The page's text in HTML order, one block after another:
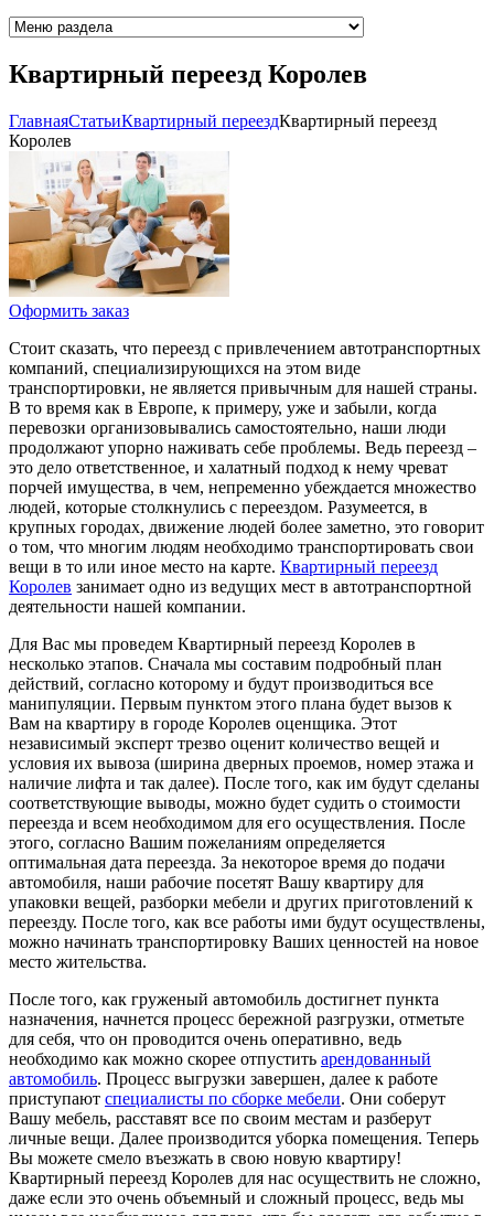
Квартирный переезд Королев
ГлавнаяCтатьиКвартирный переездКвартирный переезд
Королев
Оформить заказ
Стоит сказать, что переезд с привлечением автотранспортных
компаний, специализирующихся на этом виде
транспортировки, не является привычным для нашей страны.
В то время как в Европе, к примеру, уже и забыли, когда
перевозки организовывались самостоятельно, наши люди
продолжают упорно наживать себе проблемы. Ведь переезд –
это дело ответственное, и халатный подход к нему чреват
порчей имущества, в чем, непременно убеждается множество
людей, которые столкнулись с переездом. Разумеется, в
крупных городах, движение людей более заметно, это говорит
о том, что многим людям необходимо транспортировать свои
вещи в то или иное место на карте. Квартирный переезд
Королев занимает одно из ведущих мест в автотранспортной
деятельности нашей компании.
Для Вас мы проведем Квартирный переезд Королев в
несколько этапов. Сначала мы составим подробный план
действий, согласно которому и будут производиться все
манипуляции. Первым пунктом этого плана будет вызов к
Вам на квартиру в городе Королев оценщика. Этот
независимый эксперт трезво оценит количество вещей и
условия их вывоза (ширина дверных проемов, номер этажа и
наличие лифта и так далее). После того, как им будут сделаны
соответствующие выводы, можно будет судить о стоимости
переезда и всем необходимом для его осуществления. После
этого, согласно Вашим пожеланиям определяется
оптимальная дата переезда. За некоторое время до подачи
автомобиля, наши рабочие посетят Вашу квартиру для
упаковки вещей, разборки мебели и других приготовлений к
переезду. После того, как все работы ими будут осуществлены,
можно начинать транспортировку Ваших ценностей на новое
место жительства.
После того, как груженый автомобиль достигнет пункта
назначения, начнется процесс бережной разгрузки, отметьте
для себя, что он проводится очень оперативно, ведь
необходимо как можно скорее отпустить арендованный
автомобиль. Процесс выгрузки завершен, далее к работе
приступают специалисты по сборке мебели. Они соберут
Вашу мебель, расставят все по своим местам и разберут
личные вещи. Далее производится уборка помещения. Теперь
Вы можете смело въезжать в свою новую квартиру!
Квартирный переезд Королев для нас осуществить не сложно,
даже если это очень объемный и сложный процесс, ведь мы